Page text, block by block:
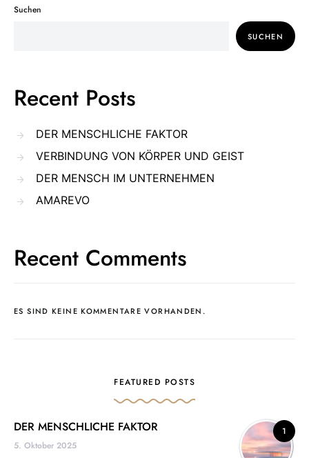
Suchen
SUCHEN
Recent Posts
DER MENSCHLICHE FAKTOR
VERBINDUNG VON KÖRPER UND GEIST
DER MENSCH IM UNTERNEHMEN
AMAREVO
Recent Comments
ES SIND KEINE KOMMENTARE VORHANDEN.
FEATURED POSTS
1
DER MENSCHLICHE FAKTOR
5. Oktober 2025